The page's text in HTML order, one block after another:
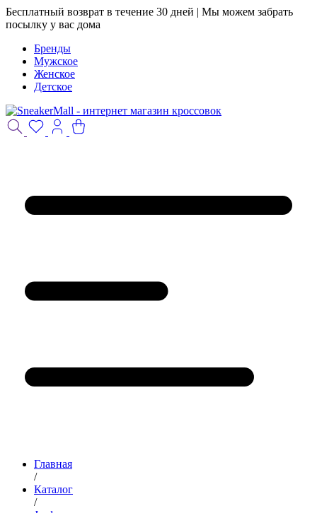
Бесплатный возврат в течение 30 дней | Мы можем забрать
посылку у вас дома
Бренды
Мужское
Женское
Детское
Главная
/
Каталог
/